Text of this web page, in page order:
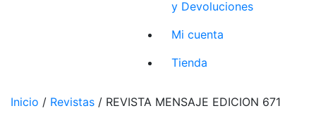
y Devoluciones
Mi cuenta
Tienda
Inicio / Revistas / REVISTA MENSAJE EDICION 671